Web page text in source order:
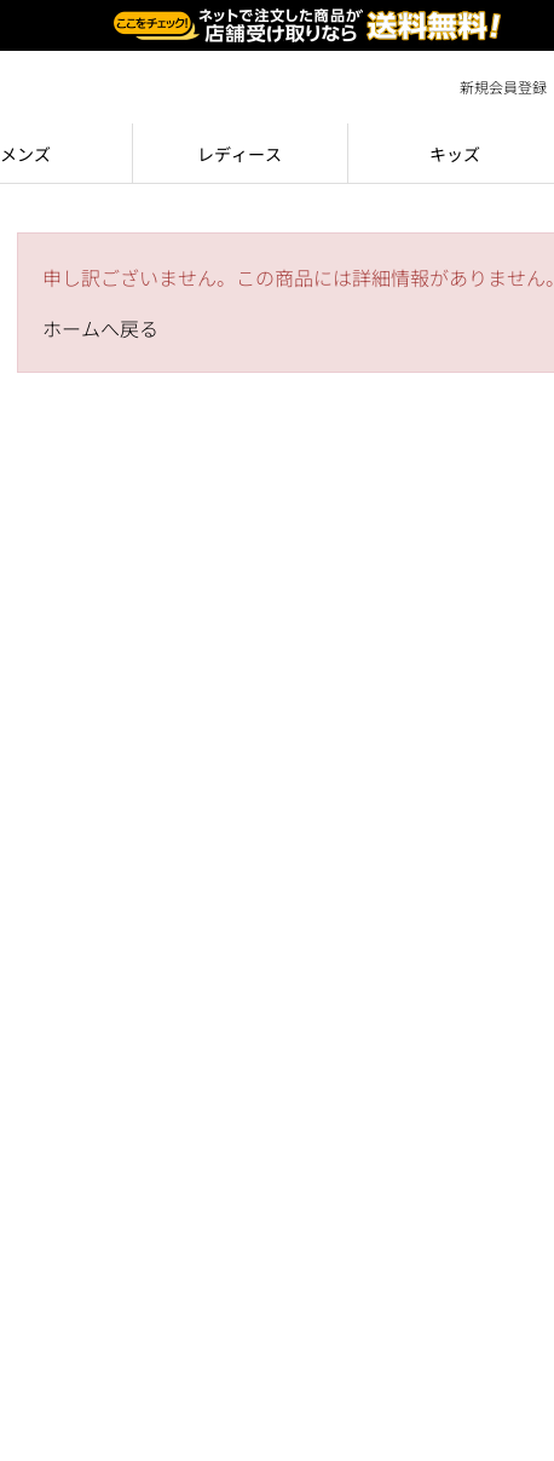
新規会員登録
メンズ レディース キッズ
申し訳ございません。この商品には詳細情報がありません。
ホームへ戻る